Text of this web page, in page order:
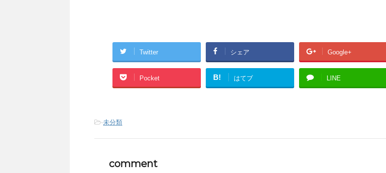
Twitter シェア Google+
Pocket B! はてブ LINE
-未分類
comment